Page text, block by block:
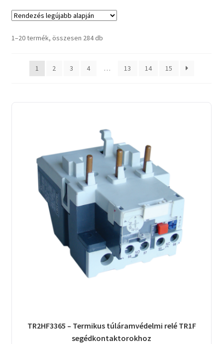
1–20 termék, összesen 284 dbSorted
1
2 3 4 … 13 14 15
TR2HF3365 – Termikus túláramvédelmi relé TR1F
segédkontaktorokhoz